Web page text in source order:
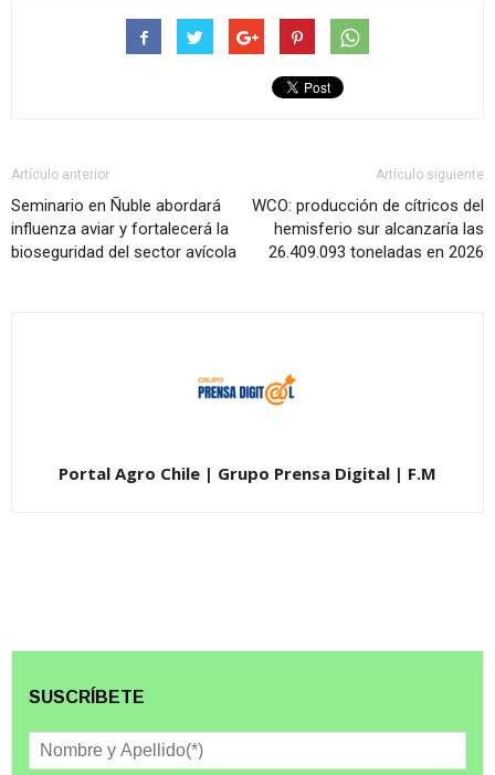
Artículo anterior
Seminario en Ñuble abordará
influenza aviar y fortalecerá la
bioseguridad del sector avícola
Artículo siguiente
WCO: producción de cítricos del
hemisferio sur alcanzaría las
26.409.093 toneladas en 2026
Portal Agro Chile | Grupo Prensa Digital | F.M
SUSCRÍBETE